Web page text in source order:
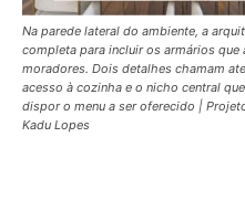
Na parede lateral do ambiente, a
completa para incluir os armários
moradores. Dois detalhes chamam
acesso à cozinha e o nicho central
dispor o menu a ser oferecido |
Kadu Lopes